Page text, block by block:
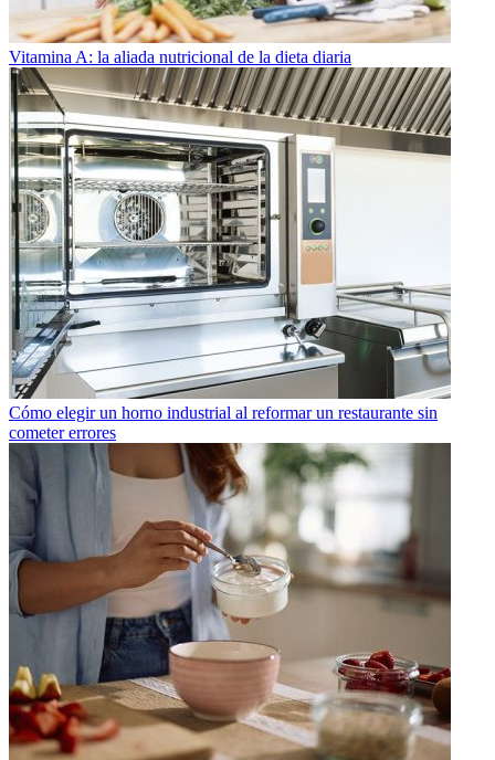
Vitamina A: la aliada nutricional de la dieta diaria
Cómo elegir un horno industrial al reformar un restaurante sin
cometer errores